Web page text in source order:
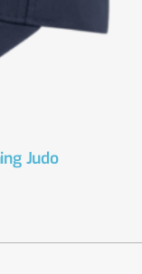
Judo